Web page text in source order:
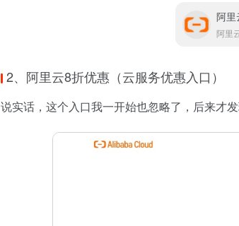
阿里
阿里
2、阿里云8折优惠（云服务优惠入口）
说实话，这个入口我一开始也忽略了，后来才发